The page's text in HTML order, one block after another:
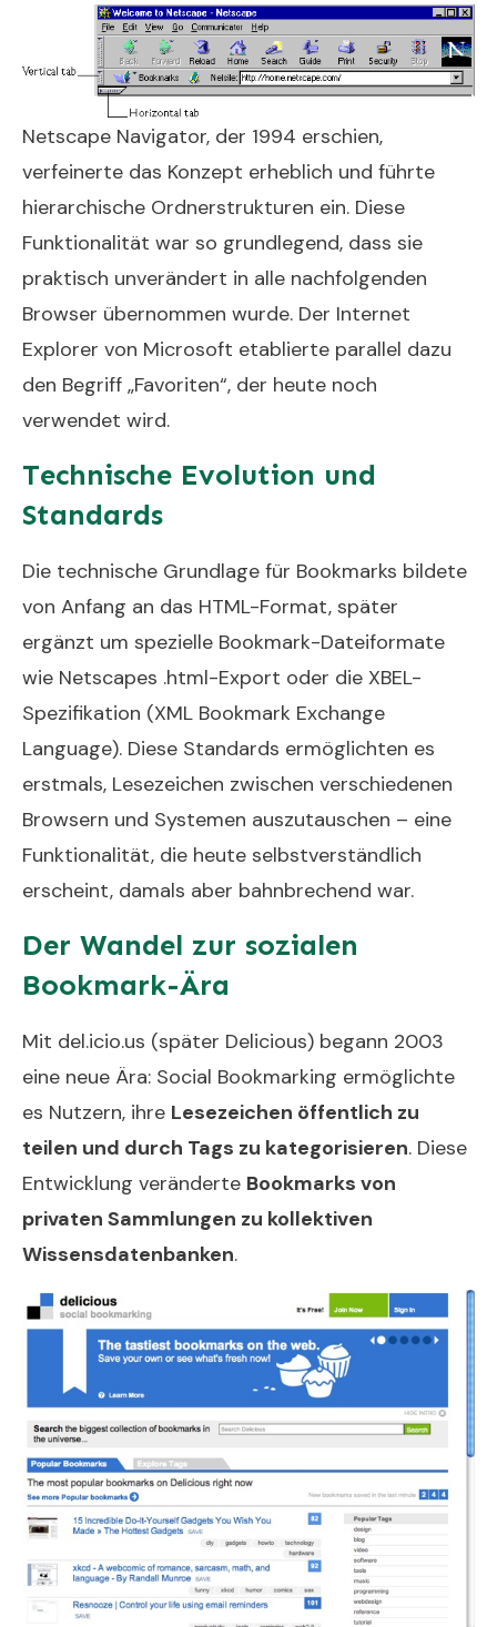
Netscape Navigator, der 1994 erschien,
verfeinerte das Konzept erheblich und führte
hierarchische Ordnerstrukturen ein. Diese
Funktionalität war so grundlegend, dass sie
praktisch unverändert in alle nachfolgenden
Browser übernommen wurde. Der Internet
Explorer von Microsoft etablierte parallel dazu
den Begriff „Favoriten“, der heute noch
verwendet wird.
Technische Evolution und
Standards
Die technische Grundlage für Bookmarks bildete
von Anfang an das HTML-Format, später
ergänzt um spezielle Bookmark-Dateiformate
wie Netscapes .html-Export oder die XBEL-
Spezifikation (XML Bookmark Exchange
Language). Diese Standards ermöglichten es
erstmals, Lesezeichen zwischen verschiedenen
Browsern und Systemen auszutauschen – eine
Funktionalität, die heute selbstverständlich
erscheint, damals aber bahnbrechend war.
Der Wandel zur sozialen
Bookmark-Ära
Mit del.icio.us (später Delicious) begann 2003
eine neue Ära: Social Bookmarking ermöglichte
es Nutzern, ihre Lesezeichen öffentlich zu
teilen und durch Tags zu kategorisieren. Diese
Entwicklung veränderte Bookmarks von
privaten Sammlungen zu kollektiven
Wissensdatenbanken.